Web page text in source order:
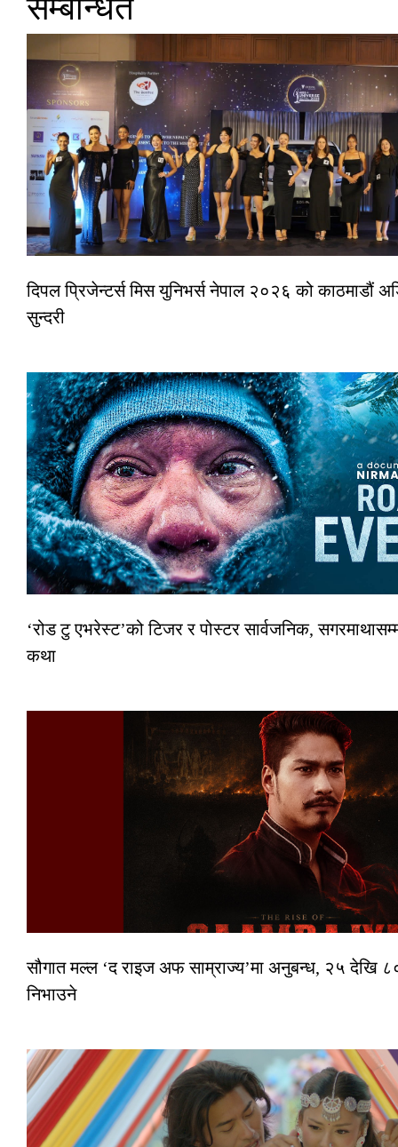
सम्बन्धित
दिपल प्रिजेन्टर्स मिस युनिभर्स नेपाल २०२६ को काठमाडौं
सुन्दरी
‘रोड टु एभरेस्ट’को टिजर र पोस्टर सार्वजनिक,
कथा
सौगात मल्ल ‘द राइज अफ साम्राज्य’मा अनुबन्ध, २५ देखि
निभाउने